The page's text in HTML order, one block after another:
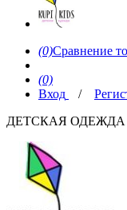
(0)Сравнение
(0)
Вход
/
ДЕТСКАЯ